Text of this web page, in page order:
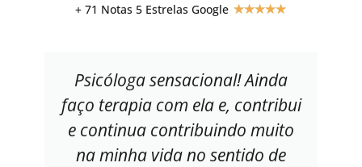
+ 71 Notas 5 Estrelas Google ★★★★★
Psicóloga sensacional! Ainda
faço terapia com ela e, contribui
e continua contribuindo muito
na minha vida no sentido de